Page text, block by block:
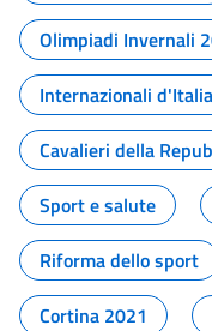
Olimpiadi Invernali
Internazionali
Cavalieri della
Sport e salute
Riforma dello sport
Cortina 2021